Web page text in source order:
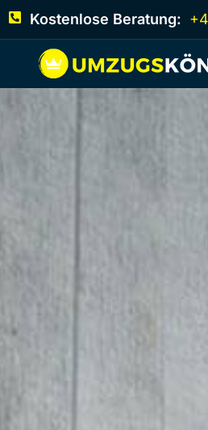
Kostenlose Beratung: